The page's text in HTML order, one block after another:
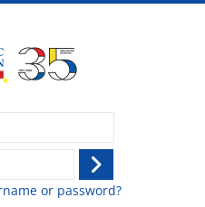
Log
in
or password?